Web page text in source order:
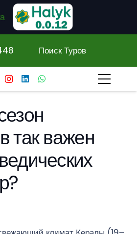
Поиск Туров
так важен